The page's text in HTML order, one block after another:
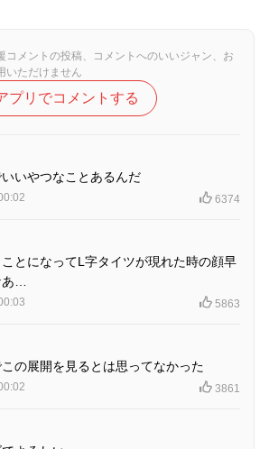
コメントの投稿、コメントへのいいジャン、お
いただけません
プリでコメントする
いやつなことあるんだ
6374
とになってL字タイツが現れた時の顔早
…
5863
の展開を見るとは思ってなかった
3861